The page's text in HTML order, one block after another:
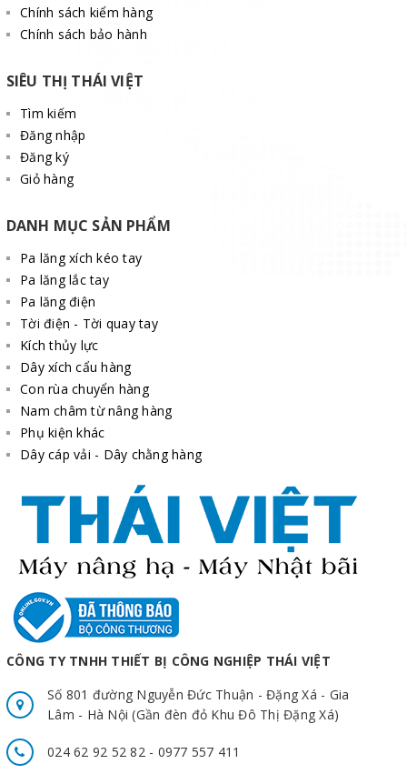
Chính sách kiểm hàng
Chính sách bảo hành
SIÊU THỊ THÁI VIỆT
Tìm kiếm
Đăng nhập
Đăng ký
Giỏ hàng
DANH MỤC SẢN PHẨM
Pa lăng xích kéo tay
Pa lăng lắc tay
Pa lăng điện
Tời điện - Tời quay tay
Kích thủy lực
Dây xích cẩu hàng
Con rùa chuyển hàng
Nam châm từ nâng hàng
Phụ kiện khác
Dây cáp vải - Dây chằng hàng
CÔNG TY TNHH THIẾT BỊ CÔNG NGHIỆP THÁI VIỆT
Số 801 đường Nguyễn Đức Thuận - Đặng Xá - Gia
Lâm - Hà Nội (Gần đèn đỏ Khu Đô Thị Đặng Xá)
024 62 92 52 82 - 0977 557 411